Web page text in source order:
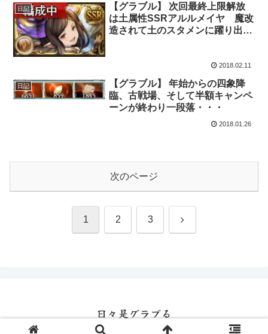
日記
【グラブル】 次回最終上限解放
は土属性SSRアルルメイヤ 魔改
造されて土のスタメンに躍り出る
2018.02.11
日記
【グラブル】 年始からの四象降
臨、古戦場、そして半額キャンペ
ーンが終わり一段落・・・
2018.01.26
次のページ
1 2 3 次
日々是グラブる
© 2016 日々是グラブる.